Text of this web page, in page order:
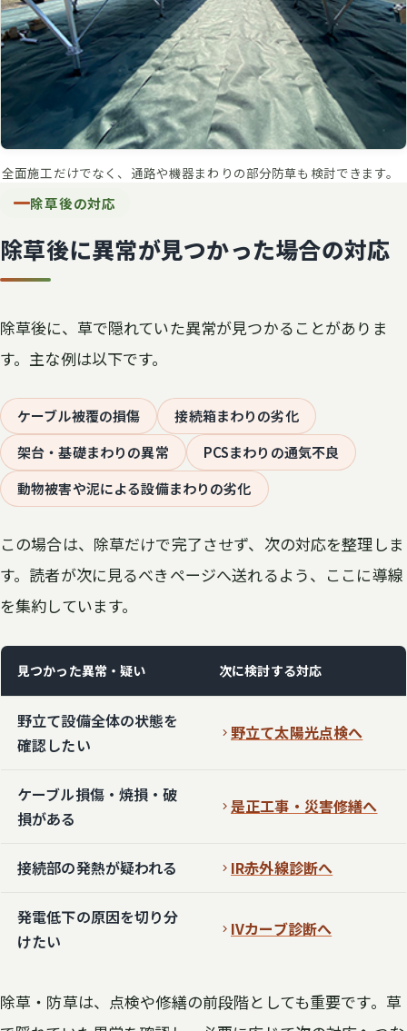
全面施工だけでなく、通路や機器まわりの部分防草も検討できます。
除草後の対応
除草後に異常が見つかった場合の対応
除草後に、草で隠れていた異常が見つかることがありま
す。主な例は以下です。
ケーブル被覆の損傷
接続箱まわりの劣化
架台・基礎まわりの異常
PCSまわりの通気不良
動物被害や泥による設備まわりの劣化
この場合は、除草だけで完了させず、次の対応を整理しま
す。読者が次に見るべきページへ送れるよう、ここに導線
を集約しています。
見つかった異常・疑い 次に検討する対応
野立て設備全体の状態を
確認したい
野立て太陽光点検へ
ケーブル損傷・焼損・破
損がある
是正工事・災害修繕へ
接続部の発熱が疑われる IR赤外線診断へ
発電低下の原因を切り分
けたい
IVカーブ診断へ
除草・防草は、点検や修繕の前段階としても重要です。草